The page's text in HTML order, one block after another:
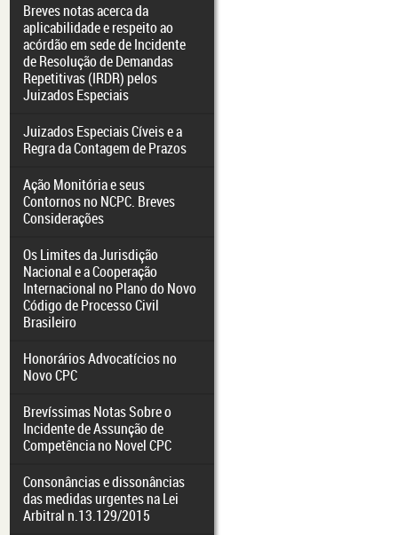
Breves notas acerca da
aplicabilidade e respeito ao
acórdão em sede de Incidente
de Resolução de Demandas
Repetitivas (IRDR) pelos
Juizados Especiais
Juizados Especiais Cíveis e a
Regra da Contagem de Prazos
Ação Monitória e seus
Contornos no NCPC. Breves
Considerações
Os Limites da Jurisdição
Nacional e a Cooperação
Internacional no Plano do Novo
Código de Processo Civil
Brasileiro
Honorários Advocatícios no
Novo CPC
Brevíssimas Notas Sobre o
Incidente de Assunção de
Competência no Novel CPC
Consonâncias e dissonâncias
das medidas urgentes na Lei
Arbitral n.13.129/2015